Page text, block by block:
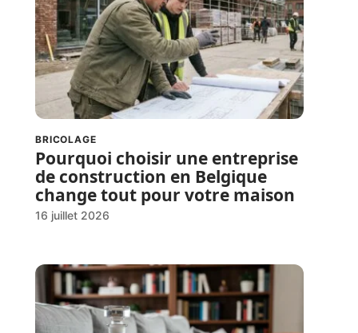
BRICOLAGE
Pourquoi choisir une entreprise
de construction en Belgique
change tout pour votre maison
16 juillet 2026